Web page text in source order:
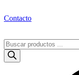
Contacto
Búsqueda
de
productos